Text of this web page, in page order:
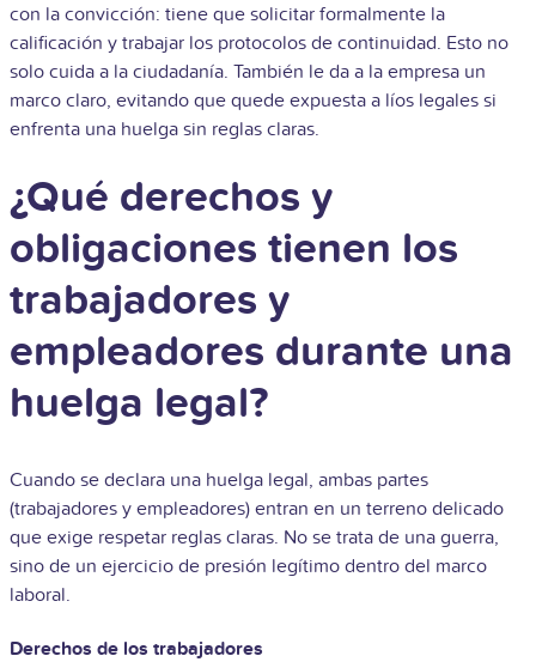
con la convicción: tiene que solicitar formalmente la
calificación y trabajar los protocolos de continuidad. Esto no
solo cuida a la ciudadanía. También le da a la empresa un
marco claro, evitando que quede expuesta a líos legales si
enfrenta una huelga sin reglas claras.
¿Qué derechos y
obligaciones tienen los
trabajadores y
empleadores durante una
huelga legal?
Cuando se declara una huelga legal, ambas partes
(trabajadores y empleadores) entran en un terreno delicado
que exige respetar reglas claras. No se trata de una guerra,
sino de un ejercicio de presión legítimo dentro del marco
laboral.
Derechos de los trabajadores